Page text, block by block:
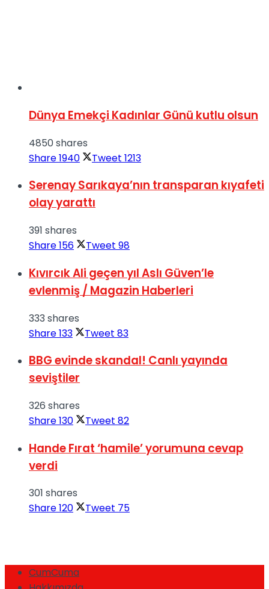
Dünya Emekçi Kadınlar Günü kutlu olsun
4850 shares
Share1940 Tweet 1213
Serenay Sarıkaya’nın transparan kıyafeti
olay yarattı
391 shares
Share156 Tweet 98
Kıvırcık Ali geçen yıl Aslı Güven’le
evlenmiş / Magazin Haberleri
333 shares
Share133 Tweet 83
BBG evinde skandal! Canlı yayında
seviştiler
326 shares
Share130 Tweet 82
Hande Fırat ‘hamile’ yorumuna cevap
verdi
301 shares
Share120 Tweet 75
CumCuma